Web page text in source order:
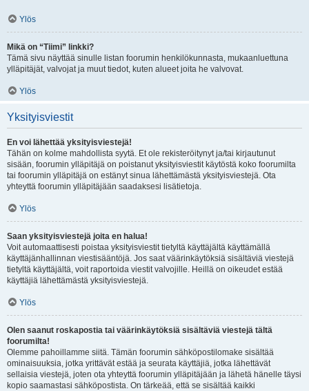
Ylös
Mikä on “Tiimi” linkki?
Tämä sivu näyttää sinulle listan foorumin henkilökunnasta, mukaanluettuna
ylläpitäjät, valvojat ja muut tiedot, kuten alueet joita he valvovat.
Ylös
Yksityisviestit
En voi lähettää yksityisviestejä!
Tähän on kolme mahdollista syytä. Et ole rekisteröitynyt ja/tai kirjautunut
sisään, foorumin ylläpitäjä on poistanut yksityisviestit käytöstä koko foorumilta
tai foorumin ylläpitäjä on estänyt sinua lähettämästä yksityisviestejä. Ota
yhteyttä foorumin ylläpitäjään saadaksesi lisätietoja.
Ylös
Saan yksityisviestejä joita en halua!
Voit automaattisesti poistaa yksityisviestit tietyltä käyttäjältä käyttämällä
käyttäjänhallinnan viestisääntöjä. Jos saat väärinkäytöksiä sisältäviä viestejä
tietyltä käyttäjältä, voit raportoida viestit valvojille. Heillä on oikeudet estää
käyttäjiä lähettämästä yksityisviestejä.
Ylös
Olen saanut roskapostia tai väärinkäytöksiä sisältäviä viestejä tältä
foorumilta!
Olemme pahoillamme siitä. Tämän foorumin sähköpostilomake sisältää
ominaisuuksia, jotka yrittävät estää ja seurata käyttäjiä, jotka lähettävät
sellaisia viestejä, joten ota yhteyttä foorumin ylläpitäjään ja lähetä hänelle täysi
kopio saamastasi sähköpostista. On tärkeää, että se sisältää kaikki